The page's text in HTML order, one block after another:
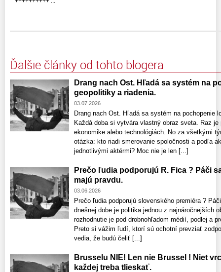
Ďalšie články od tohto blogera
Drang nach Ost. Hľadá sa systém na
geopolitiky a riadenia.
03.07.2026
Drang nach Ost. Hľadá sa systém na pochopenie
Každá doba si vytvára vlastný obraz sveta. Raz
ekonomike alebo technológiách. No za všetkými
otázka: kto riadi smerovanie spoločnosti a podľa
jednotlivými aktérmi? Moc nie je len [...]
Prečo ľudia podporujú R. Fica ? Páči
majú pravdu.
03.06.2026
Prečo ľudia podporujú slovenského premiéra ?
dnešnej dobe je politika jednou z najnáročnejších
rozhodnutie je pod drobnohľadom médií, podlej a
Preto si vážim ľudí, ktorí sú ochotní prevziať
vedia, že budú čeliť [...]
Brusselu NIE! Len nie Brussel ! Niet
každej treba tlieskať.